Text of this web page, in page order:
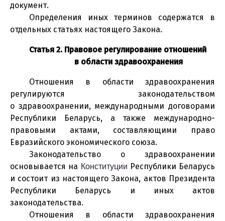
документ.
Определения иных терминов содержатся в
отдельных статьях настоящего Закона.
Статья 2. Правовое регулирование отношений
в области здравоохранения
Отношения в области здравоохранения
регулируются законодательством
о здравоохранении, международными договорами
Республики Беларусь, а также международно-
правовыми актами, составляющими право
Евразийского экономического союза.
Законодательство о здравоохранении
основывается на Конституции Республики Беларусь
и состоит из настоящего Закона, актов Президента
Республики Беларусь и иных актов
законодательства.
Отношения в области здравоохранения